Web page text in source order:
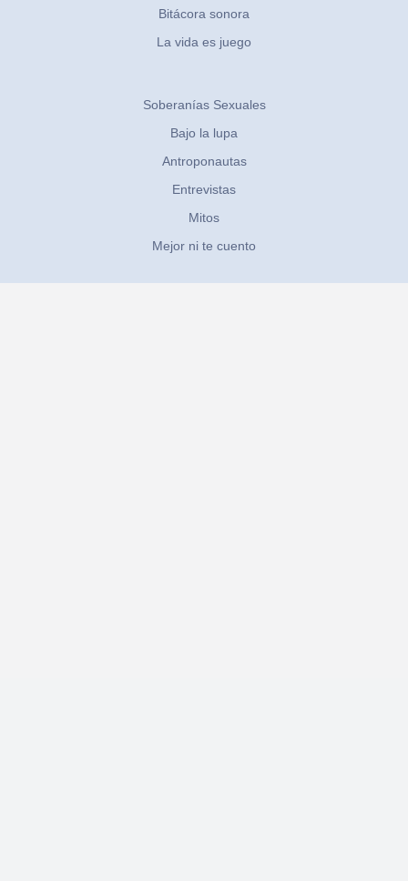
Bitácora sonora
La vida es juego
Soberanías Sexuales
Bajo la lupa
Antroponautas
Entrevistas
Mitos
Mejor ni te cuento